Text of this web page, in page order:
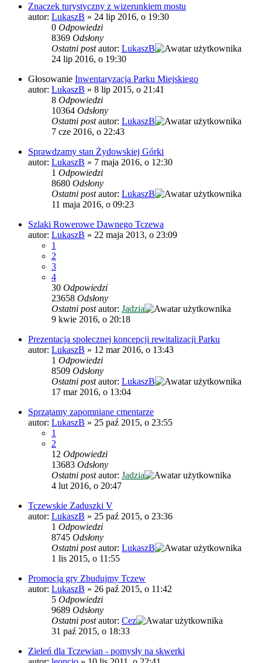
Znaczek turystyczny z wizerunkiem mostu
autor: LukaszB » 24 lip 2016, o 19:30
0 Odpowiedzi
8369 Odsłony
Ostatni postautor: LukaszB
24 lip 2016, o 19:30
Głosowanie Inwentaryzacja Parku Miejskiego
autor: LukaszB » 8 lip 2015, o 21:41
8 Odpowiedzi
10364 Odsłony
Ostatni postautor: LukaszB
7 cze 2016, o 22:43
Sprawdzamy stan Żydowskiej Górki
autor: LukaszB » 7 maja 2016, o 12:30
1 Odpowiedzi
8680 Odsłony
Ostatni postautor: LukaszB
11 maja 2016, o 09:23
Szlaki Rowerowe Dawnego Tczewa
autor: LukaszB » 22 maja 2013, o 23:09
1
2
3
4
30 Odpowiedzi
23658 Odsłony
Ostatni postautor: Jadzia
9 kwie 2016, o 20:18
Prezentacja społecznej koncepcji rewitalizacji Parku
autor: LukaszB » 12 mar 2016, o 13:43
1 Odpowiedzi
8509 Odsłony
Ostatni postautor: LukaszB
17 mar 2016, o 13:04
Sprzątamy zapomniane cmentarze
autor: LukaszB » 25 paź 2015, o 23:55
1
2
12 Odpowiedzi
13683 Odsłony
Ostatni postautor: Jadzia
4 lut 2016, o 20:47
Tczewskie Zaduszki V
autor: LukaszB » 25 paź 2015, o 23:36
1 Odpowiedzi
8745 Odsłony
Ostatni postautor: LukaszB
1 lis 2015, o 11:55
Promocja gry Zbudujmy Tczew
autor: LukaszB » 26 paź 2015, o 11:42
5 Odpowiedzi
9689 Odsłony
Ostatni postautor: Cez
31 paź 2015, o 18:33
Zieleń dla Tczewian - pomysły na skwerki